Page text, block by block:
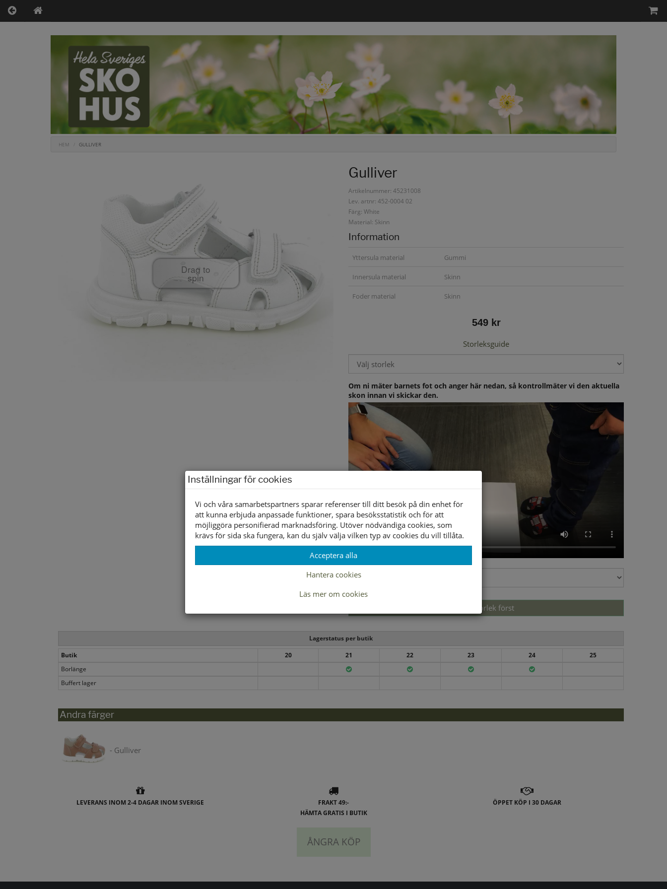
HEM GULLIVER
Drag to
spin
Gulliver
Artikelnummer: 45231008
Lev. artnr: 452-0004 02
Färg: White
Material: Skinn
Information
Yttersula material Gummi
Innersula material Skinn
Foder material Skinn
549 kr
Storleksguide
Om ni mäter barnets fot och anger här nedan, så kontrollmäter vi den aktuella
skon innan vi skickar den.
Välj storlek först
Lagerstatus per butik
Butik
20 21 22 23 24
25
Borlänge
Buffert lager
Andra färger
- Gulliver
LEVERANS INOM 2-4 DAGAR INOM SVERIGE
FRAKT 49:-
HÄMTA GRATIS I BUTIK
ÖPPET KÖP I 30 DAGAR
ÅNGRA KÖP
Inställningar för cookies
Vi och våra samarbetspartners sparar referenser till ditt besök på din enhet för
att kunna erbjuda anpassade funktioner, spara besöksstatistik och för att
möjliggöra personifierad marknadsföring. Utöver nödvändiga cookies, som
krävs för sida ska fungera, kan du själv välja vilken typ av cookies du vill tillåta.
Acceptera alla
Hantera cookies
Läs mer om cookies